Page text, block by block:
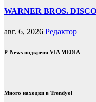
WARNER BROS.
авг. 6, 2026 Редактор
P-News подкрепя VIA MEDIA
Много находки в Trendyol